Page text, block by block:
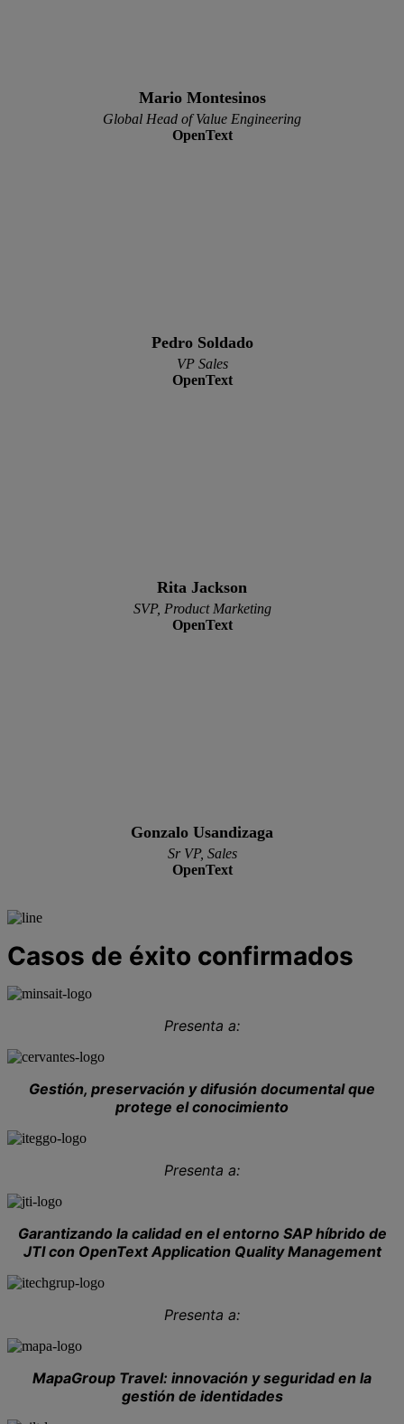
Mario Montesinos
Global Head of Value Engineering
OpenText
Pedro Soldado
VP Sales
OpenText
Rita Jackson
SVP, Product Marketing
OpenText
Gonzalo Usandizaga
Sr VP, Sales
OpenText
Casos de éxito confirmados
Presenta a:
Gestión, preservación y difusión documental que
protege el conocimiento
Presenta a:
Garantizando la calidad en el entorno SAP híbrido de
JTI con OpenText Application Quality Management
Presenta a:
MapaGroup Travel: innovación y seguridad en la
gestión de identidades